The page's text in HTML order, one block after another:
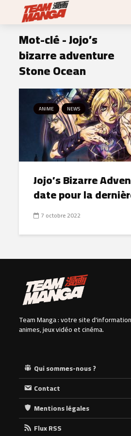
Mot-clé - Jojo’s
bizarre adventure
Stone Ocean
ANIME NEWS
Jojo’s Bizarre
date pour la
7 octobre 2022
Team Manga : votre site
animes, jeux vidéo et cinéma.
Qui sommes-nous ?
Contact
Mentions légales
Flux RSS